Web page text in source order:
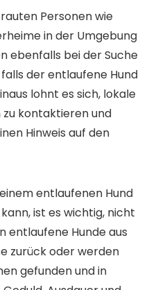
Personen wie
in der Umgebung
ebenfalls bei der Suche
der entlaufene Hund
lohnt es sich, lokale
kontaktieren und
Hinweis auf den
entlaufenen Hund
ist es wichtig, nicht
entlaufene Hunde aus
zurück oder werden
gefunden und in